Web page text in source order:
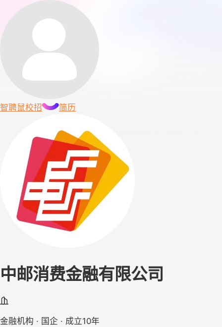
智聘鼠校招 简历
中邮消费金融有限公司
金融机构 · 国企 · 成立10年